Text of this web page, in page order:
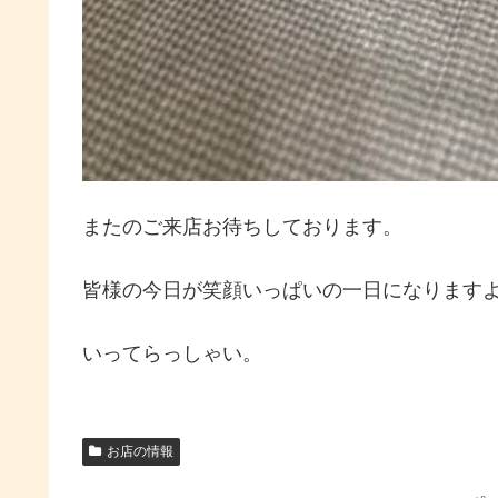
またのご来店お待ちしております。
皆様の今日が笑顔いっぱいの一日になります
いってらっしゃい。
お店の情報